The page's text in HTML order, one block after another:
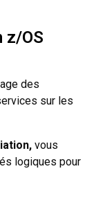
z/OS
des
sur les
vous
logiques pour